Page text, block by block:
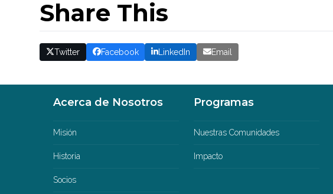
Share This
Twitter Facebook LinkedIn Email
Acerca de Nosotros
Misión
Historia
Socios
Programas
Nuestras Comunidades
Impacto